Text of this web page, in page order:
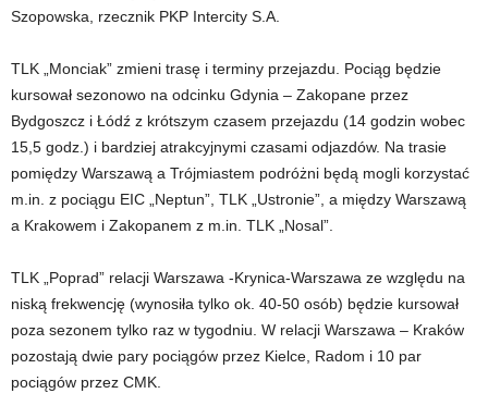
Szopowska, rzecznik PKP Intercity S.A.
TLK „Monciak” zmieni trasę i terminy przejazdu. Pociąg będzie
kursował sezonowo na odcinku Gdynia – Zakopane przez
Bydgoszcz i Łódź z krótszym czasem przejazdu (14 godzin wobec
15,5 godz.) i bardziej atrakcyjnymi czasami odjazdów. Na trasie
pomiędzy Warszawą a Trójmiastem podróżni będą mogli korzystać
m.in. z pociągu EIC „Neptun”, TLK „Ustronie”, a między Warszawą
a Krakowem i Zakopanem z m.in. TLK „Nosal”.
TLK „Poprad” relacji Warszawa -Krynica-Warszawa ze względu na
niską frekwencję (wynosiła tylko ok. 40-50 osób) będzie kursował
poza sezonem tylko raz w tygodniu. W relacji Warszawa – Kraków
pozostają dwie pary pociągów przez Kielce, Radom i 10 par
pociągów przez CMK.